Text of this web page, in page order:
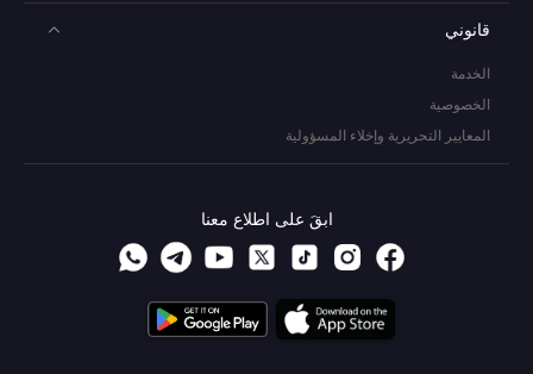
قانوني
الخدمة
الخصوصية
المعايير التحريرية وإخلاء المسؤولية
ابقَ على اطلاع معنا